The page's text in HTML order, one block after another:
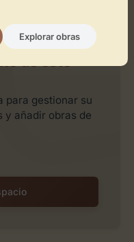
para gestionar su
y añadir obras de
Explorar obras